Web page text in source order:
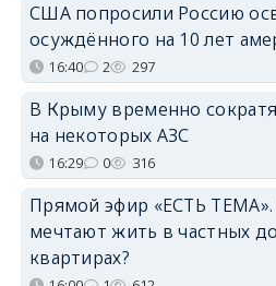
США попросили Россию
осуждённого на 10 лет
16:40 2 297
В Крыму временно
на некоторых АЗС
16:29 0 316
Прямой эфир «ЕСТЬ
мечтают жить в частных
квартирах?